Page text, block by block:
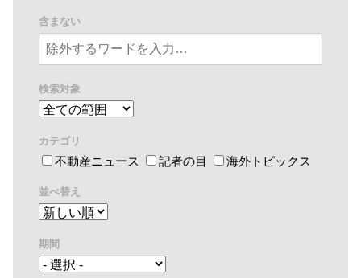
含まない
検索対象
カテゴリ
不動産ニュース 記者の目 海外トピックス
並べ替え
期間